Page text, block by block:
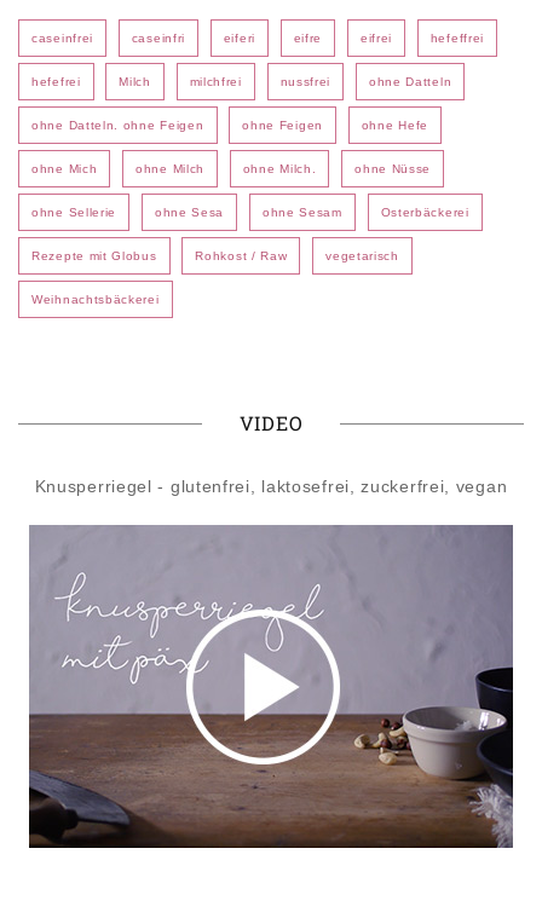
caseinfrei caseinfri eiferi eifre eifrei hefeffrei
hefefrei Milch milchfrei nussfrei ohne Datteln
ohne Datteln. ohne Feigen ohne Feigen ohne Hefe
ohne Mich ohne Milch ohne Milch. ohne Nüsse
ohne Sellerie ohne Sesa ohne Sesam Osterbäckerei
Rezepte mit Globus Rohkost / Raw vegetarisch
Weihnachtsbäckerei
VIDEO
Knusperriegel - glutenfrei, laktosefrei, zuckerfrei, vegan